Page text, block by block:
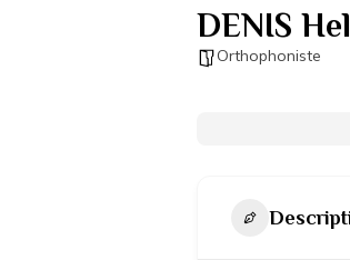
DENIS
Orthophoniste